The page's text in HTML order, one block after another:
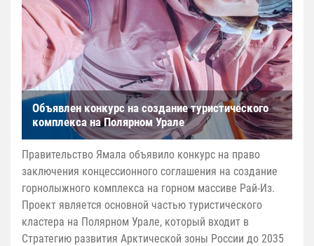
Объявлен конкурс на создание туристического
комплекса на Полярном Урале
Правительство Ямала объявило конкурс на право
заключения концессионного соглашения на создание
горнолыжного комплекса на горном массиве Рай-Из.
Проект является основной частью туристического
кластера на Полярном Урале, который входит в
Стратегию развития Арктической зоны России до 2035